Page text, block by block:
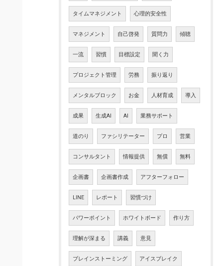
タイムマネジメント 心理的安全性
マネジメント 自己啓発 質問力 傾聴
一流 習慣 目標設定 聞く力
プロジェクト管理 労務 振り返り
メンタルブロック お金 人材育成 導入
成果 生成AI AI 業務サポート
道のり ファシリテーター プロ 営業
コンサルタント 情報提供 無償 無料
企画書 企画書作成 アフターフォロー
LINE レポート 習慣づけ
パワーポイント ホワイトボード 作り方
理解が深まる 講義 意見
ブレインストーミング アイスブレイク